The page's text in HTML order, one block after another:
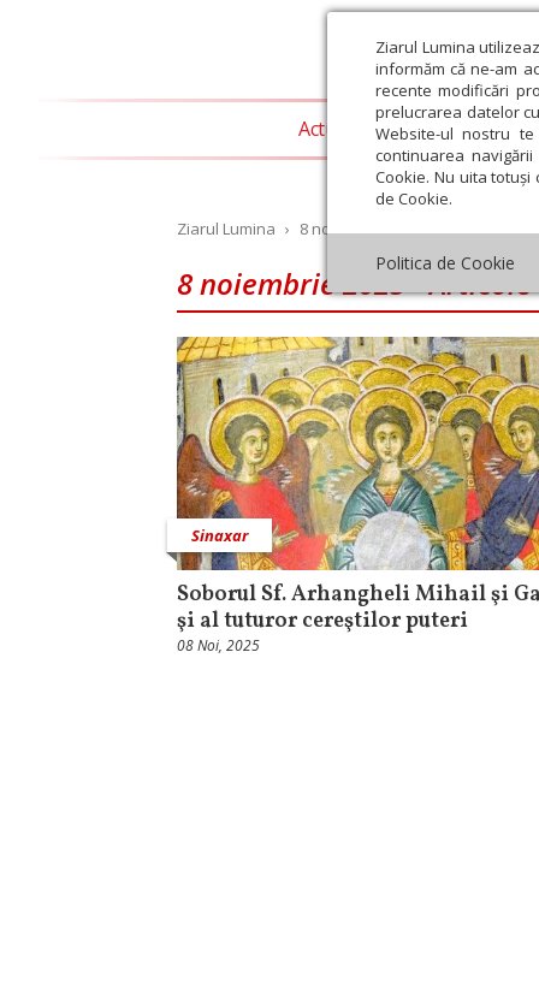
Ziarul Lumina
informăm că ne-am
recente modificări
prelucrarea datelor
Website-ul nostru
continuarea
Cookie. Nu uita
de Cookie.
Politica de Cookie
Actualitate religioasă
Ziarul Lumina › 8 noiembrie 2025 - Articole
8 noiembrie 2025 -
Sinaxar
Soborul Sf. Arhangheli Mihail şi
şi al tuturor cereştilor puteri
08 Noi, 2025
Octombrie Noiembrie Decembrie